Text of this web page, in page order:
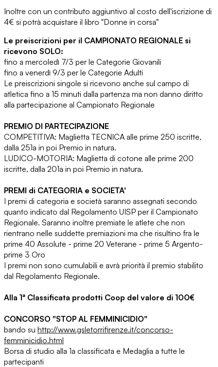
Inoltre con un contributo aggiuntivo al costo dell'iscrizione di
4€ si potrà acquistare il libro "Donne in corsa"
Le preiscrizioni per il CAMPIONATO REGIONALE si
ricevono SOLO:
fino a mercoledì 7/3 per le Categorie Giovanili
fino a venerdì 9/3 per le Categorie Adulti
Le preiscrizioni singole si ricevono anche sul campo di
atletica fino a 15 minuti dalla partenza ma non danno diritto
alla partecipazione al Campionato Regionale
PREMIO DI PARTECIPAZIONE
COMPETITIVA: Maglietta TECNICA alle prime 250 iscritte,
dalla 251a in poi Premio in natura.
LUDICO-MOTORIA: Maglietta di cotone alle prime 200
iscritte, dalla 201a in poi Premio in natura.
PREMI di CATEGORIA e SOCIETA'
I premi di categoria e società saranno assegnati secondo
quanto indicato dal Regolamento UISP per il Campionato
Regionale. Saranno inoltre premiate le atlete che non
rientrano nelle suddette premiazioni ma che risultino fra le
prime 40 Assolute - prime 20 Veterane - prime 5 Argento-
prime 3 Oro
I premi non sono cumulabili e avrà priorità il premio stabilito
dal Regolamento Regionale.
Alla 1ª Classificata prodotti Coop del valore di 100€
CONCORSO "STOP AL FEMMINICIDIO"
bando su http://www.gsletorrifirenze.it/concorso-
femminicidio.html
Borsa di studio alla 1a classificata e Medaglia a tutte le
partecipanti